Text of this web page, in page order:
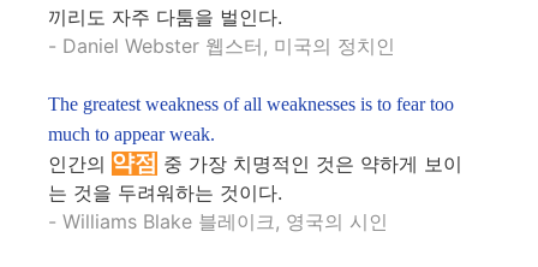
끼리도 자주 다툼을 벌인다.
- Daniel Webster 웹스터, 미국의 정치인
The greatest weakness of all weaknesses is to fear too
much to appear weak.
인간의 약점 중 가장 치명적인 것은 약하게 보이
는 것을 두려워하는 것이다.
- Williams Blake 블레이크, 영국의 시인